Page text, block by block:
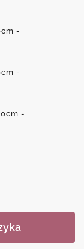
-
-
-